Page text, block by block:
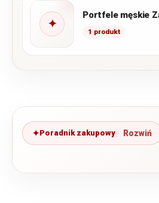
✦
Portfele męskie
1 produkt
Poradnik zakupowy